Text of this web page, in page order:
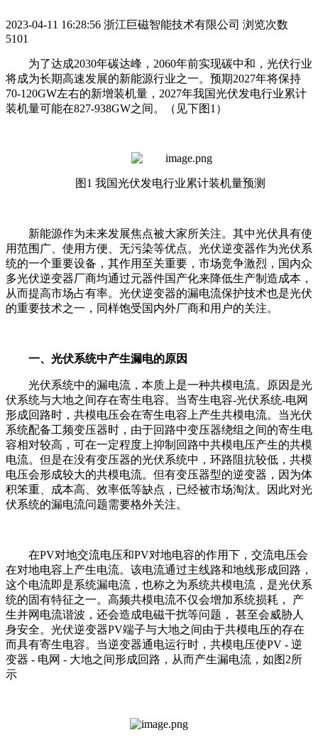
2023-04-11 16:28:56 浙江巨磁智能技术有限公司 浏览次数
5101
为了达成2030年碳达峰，2060年前实现碳中和，光伏行业
将成为长期高速发展的新能源行业之一。预期2027年将保持
70-120GW左右的新增装机量，2027年我国光伏发电行业累计
装机量可能在827-938GW之间。（见下图1）
图1 我国光伏发电行业累计装机量预测
新能源作为未来发展焦点被大家所关注。其中光伏具有使
用范围广、使用方便、无污染等优点。光伏逆变器作为光伏系
统的一个重要设备，其作用至关重要，市场竞争激烈，国内众
多光伏逆变器厂商均通过元器件国产化来降低生产制造成本，
从而提高市场占有率。光伏逆变器的漏电流保护技术也是光伏
的重要技术之一，同样饱受国内外厂商和用户的关注。
一、光伏系统中产生漏电的原因
光伏系统中的漏电流，本质上是一种共模电流。原因是光
伏系统与大地之间存在寄生电容。当寄生电容-光伏系统-电网
形成回路时，共模电压会在寄生电容上产生共模电流。当光伏
系统配备工频变压器时，由于回路中变压器绕组之间的寄生电
容相对较高，可在一定程度上抑制回路中共模电压产生的共模
电流。但是在没有变压器的光伏系统中，环路阻抗较低，共模
电压会形成较大的共模电流。但有变压器型的逆变器，因为体
积笨重、成本高、效率低等缺点，已经被市场淘汰。因此对光
伏系统的漏电流问题需要格外关注。
在PV对地交流电压和PV对地电容的作用下，交流电压会
在对地电容上产生电流。该电流通过主线路和地线形成回路，
这个电流即是系统漏电流，也称之为系统共模电流，是光伏系
统的固有特征之一。高频共模电流不仅会增加系统损耗， 产
生并网电流谐波，还会造成电磁干扰等问题， 甚至会威胁人
身安全。光伏逆变器PV端子与大地之间由于共模电压的存在
而具有寄生电容。当逆变器通电运行时，共模电压使PV - 逆
变器 - 电网 - 大地之间形成回路，从而产生漏电流，如图2所
示